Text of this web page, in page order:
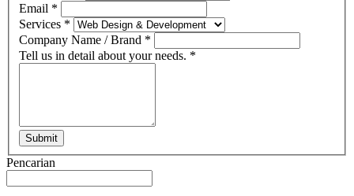
Email *
Services *
Company Name / Brand *
Tell us in detail about your needs. *
Submit
Pencarian